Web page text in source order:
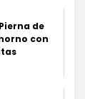
de
con